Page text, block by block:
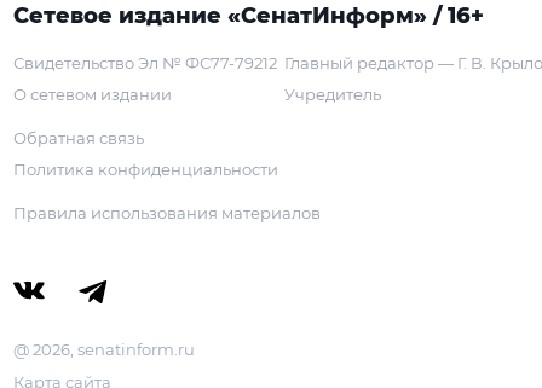
Сетевое издание «СенатИнформ» / 16+
Свидетельство Эл № ФС77-79212
О сетевом издании
Главный редактор — Г. В.
Учредитель
Обратная связь
Политика конфиденциальности
Правила использования материалов
@ 2026, senatinform.ru
Карта сайта